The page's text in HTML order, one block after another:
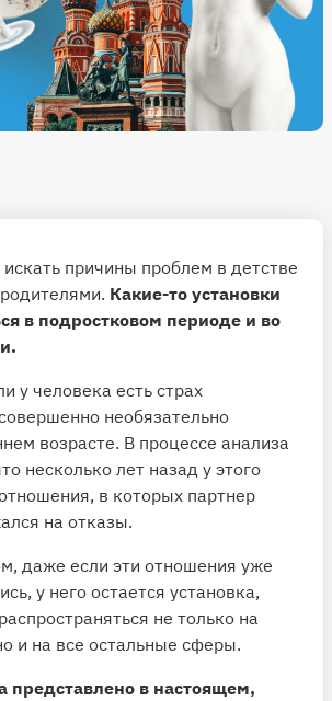
искать причины проблем в детстве
Какие-то установки
в подростковом периоде и во
у человека есть страх
необязательно
возрасте. В процессе анализа
несколько лет назад у этого
в которых партнер
на отказы.
даже если эти отношения уже
у него остается установка,
не только на
и на все остальные сферы.
представлено в настоящем,